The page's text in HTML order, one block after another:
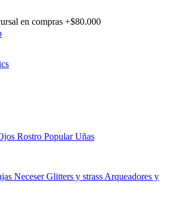
en compras +$80.000
Rostro Popular Uñas
NeceserGlitters y strass Arqueadores y